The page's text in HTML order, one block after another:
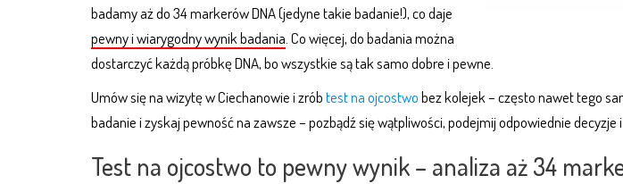
badamy aż do 34 markerów DNA (jedyne takie badanie!), co daje
pewny i wiarygodny wynik badania . Co więcej, do badania można
dostarczyć każdą próbkę DNA, bo wszystkie są tak samo dobre i pewne.
Umów się na wizytę w Ciechanowie i zróbtest na ojcostwobez kolejek – często nawet tego
badanie i zyskaj pewność na zawsze – pozbądź się wątpliwości, podejmij odpowiednie decyzje
Test na ojcostwo to pewny wynik – analiza aż 34